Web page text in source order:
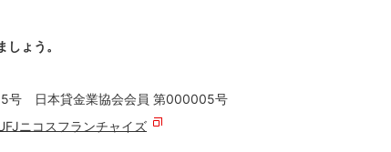
ょう。
号 日本貸金業協会会員 第000005号
ニコスフランチャイズ